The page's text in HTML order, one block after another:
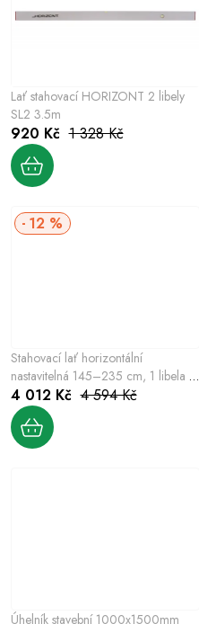
Lať stahovací HORIZONT 2 libely
SL2 3.5m
920 Kč 1 328 Kč
Stahovací lať horizontální
nastavitelná 145–235 cm, 1 libela –
35222
12 %
4 012 Kč 4 594 Kč
Úhelník stavební 1000x1500mm